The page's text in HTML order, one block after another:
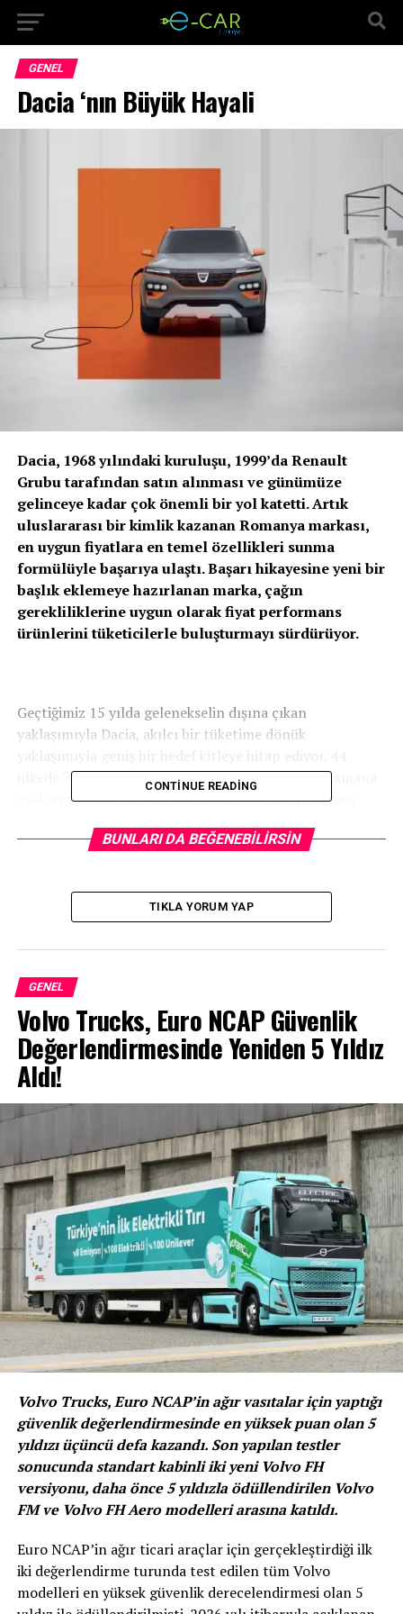
GENEL
Dacia ‘nın Büyük Hayali
Dacia, 1968 yılındaki kuruluşu, 1999’da Renault
Grubu tarafından satın alınması ve günümüze
gelinceye kadar çok önemli bir yol katetti. Artık
uluslararası bir kimlik kazanan Romanya markası,
en uygun fiyatlara en temel özellikleri sunma
formülüyle başarıya ulaştı. Başarı hikayesine yeni bir
başlık eklemeye hazırlanan marka, çağın
gerekliliklerine uygun olarak fiyat performans
ürünlerini tüketicilerle buluşturmayı sürdürüyor.
Geçtiğimiz 15 yılda gelenekselin dışına çıkan
yaklaşımıyla Dacia, akılcı bir tüketime dönük
ülkede 7 milyondan fazla müşterisi olan marka, zamana
ayak uydurmak için sürekli olarak dönüşmeye devam
1968 yılında tüm Romanya vatandaşlarına modern,
sağlam ve ekonomik otomobiller sunmak hedefiyle yola
çıkan Dacia’nın isminde, günümüz Romanya bölgesinin
eski ismi olan “Dacia”dan ilham alındı. 1999 yılında
Louis Schweitzer önderliğinde Renault Grubu’na katılan
marka, yeni hedeflere giden yolu da açmış oldu.
Markanın tarihindeki bu yeni sıçrama 2004 yılında
modern, dayanıklı ve hepsinden önemlisi erişilebilir aile
sedan otomobili Logan modelin lansmanıyla gerçeğe
dönüştürüldü. İlk olarak gelişmekte olan pazarlar için
tasarlanan ve 5 bin Euro gibi rakipsiz bir fiyatla satışa
sunulan model, 2005 yılında batı Avrupa da dahil olmak
üzere büyük bir ticari başarıya imza attı. İkinci el fiyatına
sunulan bu yeni araç, otomobil pazarında devrim
yarattı.
CONTINUE READING
BUNLARI DA BEĞENEBILIRSIN
TIKLA YORUM YAP
GENEL
Volvo Trucks, Euro NCAP Güvenlik
Değerlendirmesinde Yeniden 5 Yıldız
Aldı!
Volvo Trucks, Euro NCAP’in ağır vasıtalar için yaptığı
güvenlik değerlendirmesinde en yüksek puan olan 5
yıldızı üçüncü defa kazandı. Son yapılan testler
sonucunda standart kabinli iki yeni Volvo FH
versiyonu, daha önce 5 yıldızla ödüllendirilen Volvo
FM ve Volvo FH Aero modelleri arasına katıldı.
Euro NCAP’in ağır ticari araçlar için gerçekleştirdiği ilk
iki değerlendirme turunda test edilen tüm Volvo
modelleri en yüksek güvenlik derecelendirmesi olan 5